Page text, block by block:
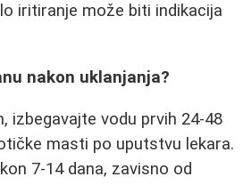
iritiranje može biti indikacija
nakon uklanjanja?
izbegavajte vodu prvih 24-48
masti po uputstvu lekara.
7-14 dana, zavisno od